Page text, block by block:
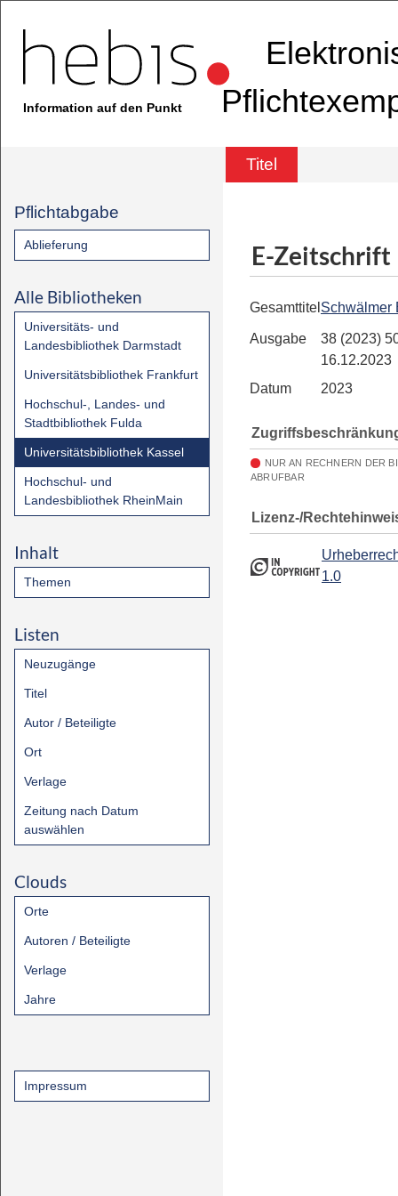
Information auf den Punkt
Titel
Pflichtabgabe
Ablieferung
Alle Bibliotheken
Universitäts- und
Landesbibliothek Darmstadt
Universitätsbibliothek Frankfurt
Hochschul-, Landes- und
Stadtbibliothek Fulda
Universitätsbibliothek Kassel
Hochschul- und
Landesbibliothek RheinMain
Inhalt
Themen
Listen
Neuzugänge
Titel
Autor / Beteiligte
Ort
Verlage
Zeitung nach Datum
auswählen
Clouds
Orte
Autoren / Beteiligte
Verlage
Jahre
Impressum
E-Zeitschrift
Gesamttitel Schwälmer
Ausgabe
38 (2023)
16.12.2023
Datum
2023
NUR AN RECHNERN DER
ABRUFBAR
Lizenz-/
1.0